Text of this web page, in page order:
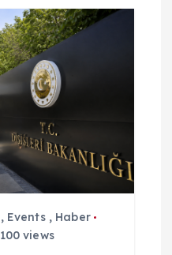
, Events, Haber
100 views